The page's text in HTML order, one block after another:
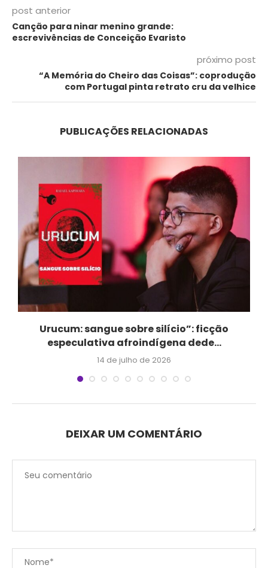
post anterior
Canção para ninar menino grande:
escrevivências de Conceição Evaristo
próximo post
“A Memória do Cheiro das Coisas”: coprodução
com Portugal pinta retrato cru da velhice
PUBLICAÇÕES RELACIONADAS
Urucum: sangue sobre silício”: ficção
especulativa afroindígena dede...
14 de julho de 2026
DEIXAR UM COMENTÁRIO